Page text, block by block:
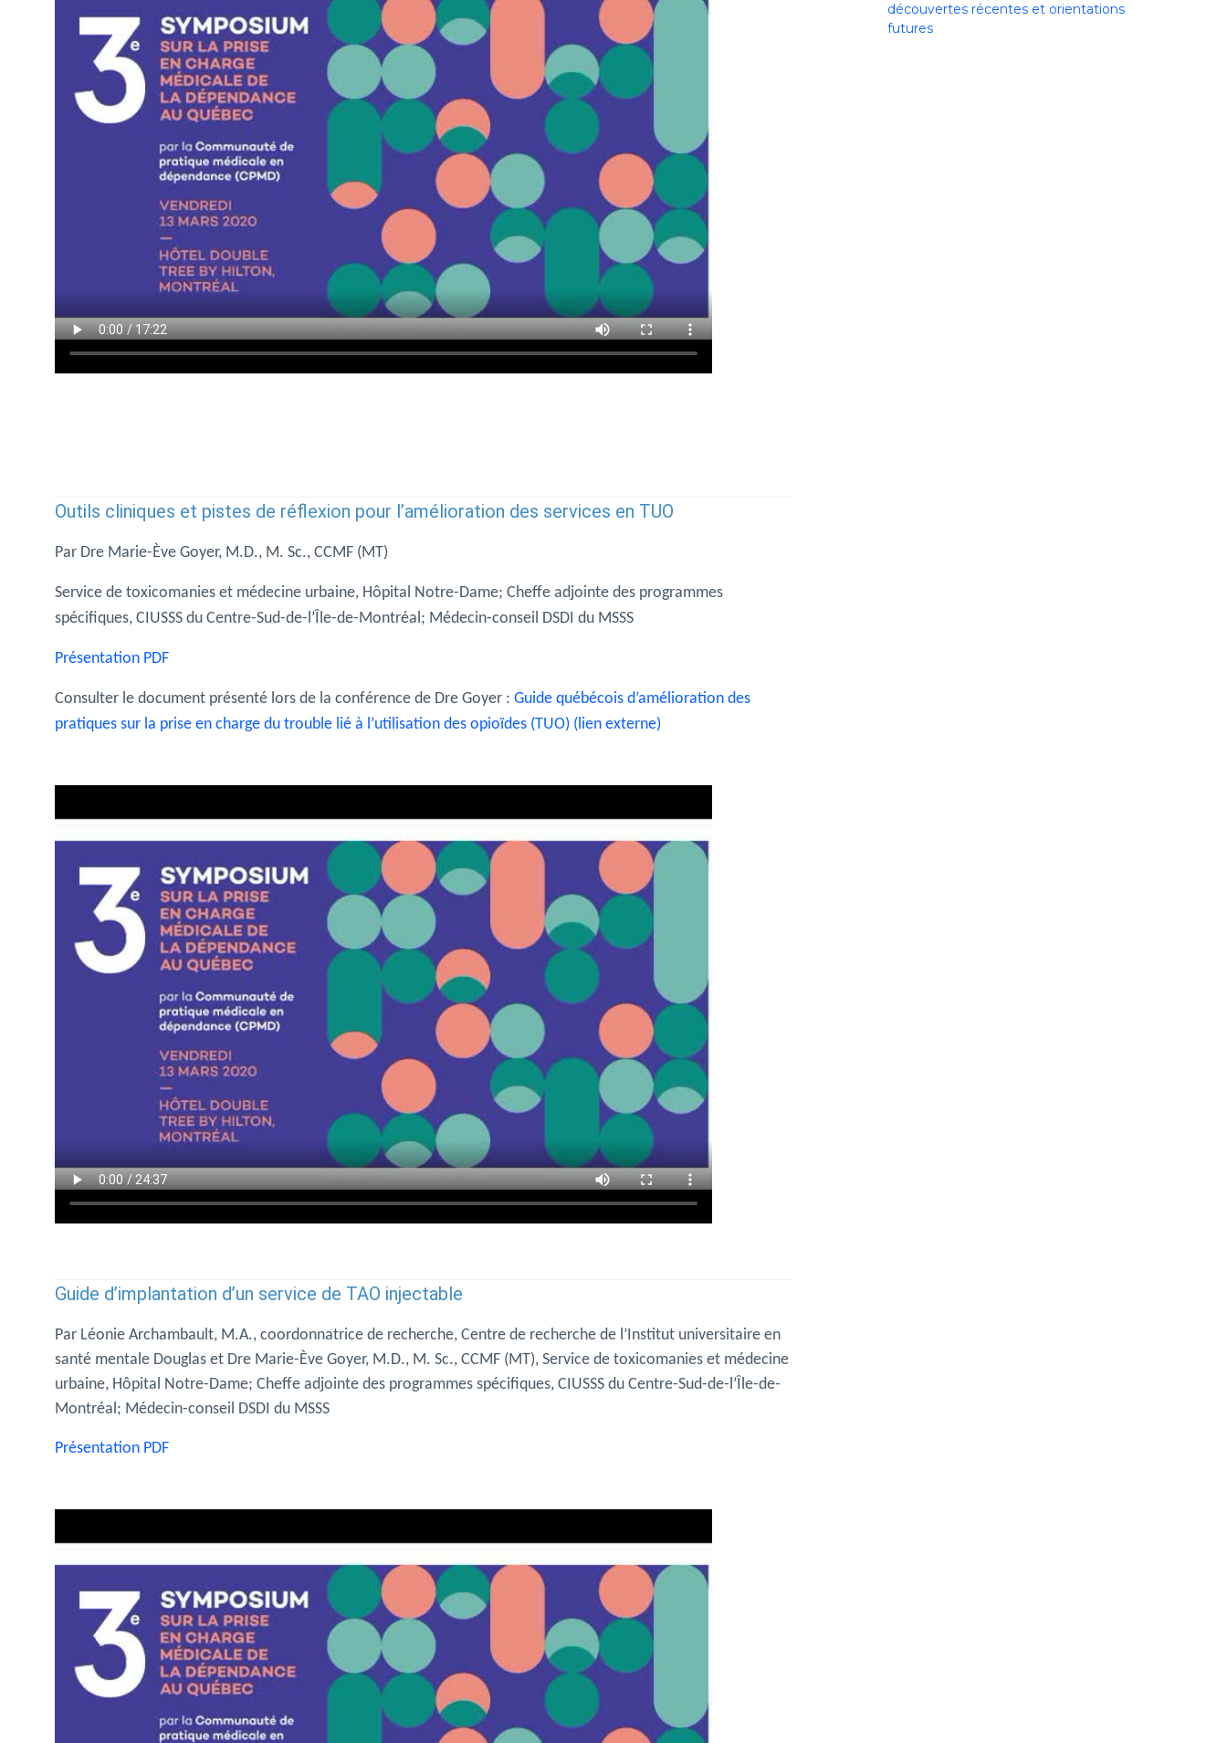
Outils cliniques et pistes de réflexion pour l’amélioration des services en TUO
Par Dre Marie-Ève Goyer, M.D., M. Sc., CCMF (MT)
Service de toxicomanies et médecine urbaine, Hôpital Notre-Dame; Cheffe adjointe des programmes
spécifiques, CIUSSS du Centre-Sud-de-l’Île-de-Montréal; Médecin-conseil DSDI du MSSS
Présentation PDF
Consulter le document présenté lors de la conférence de Dre Goyer : Guide québécois d’amélioration des
pratiques sur la prise en charge du trouble lié à l’utilisation des opioïdes (TUO) (lien externe)
Guide d’implantation d’un service de TAO injectable
Par Léonie Archambault, M.A., coordonnatrice de recherche, Centre de recherche de l’Institut universitaire en
santé mentale Douglas et Dre Marie-Ève Goyer, M.D., M. Sc., CCMF (MT), Service de toxicomanies et médecine
urbaine, Hôpital Notre-Dame; Cheffe adjointe des programmes spécifiques, CIUSSS du Centre-Sud-de-l’Île-de-
Montréal; Médecin-conseil DSDI du MSSS
Présentation PDF
découvertes récentes et orientations
futures